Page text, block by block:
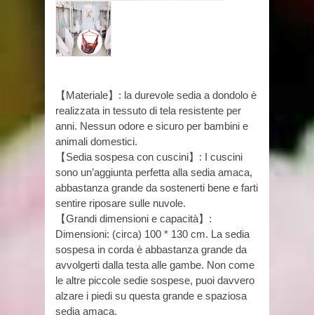
【Materiale】: la durevole sedia a dondolo è
realizzata in tessuto di tela resistente per
anni. Nessun odore e sicuro per bambini e
animali domestici.
【Sedia sospesa con cuscini】: I cuscini
sono un’aggiunta perfetta alla sedia amaca,
abbastanza grande da sostenerti bene e farti
sentire riposare sulle nuvole.
【Grandi dimensioni e capacità】:
Dimensioni: (circa) 100 * 130 cm. La sedia
sospesa in corda è abbastanza grande da
avvolgerti dalla testa alle gambe. Non come
le altre piccole sedie sospese, puoi davvero
alzare i piedi su questa grande e spaziosa
sedia amaca.